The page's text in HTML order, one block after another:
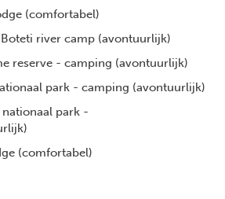
(comfortabel)
river camp (avontuurlijk)
reserve - camping (avontuurlijk)
park - camping (avontuurlijk)
park -
(comfortabel)